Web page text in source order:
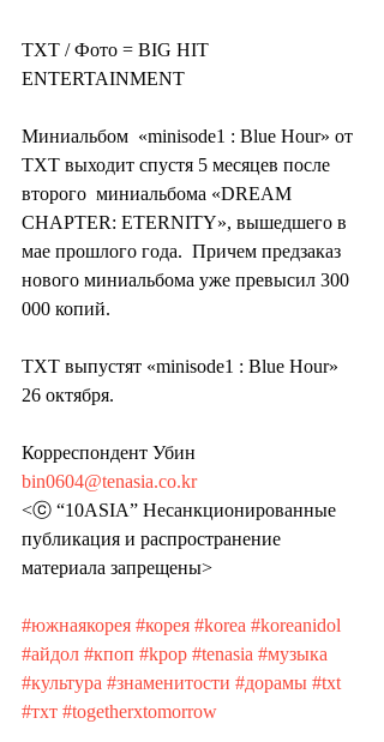
TXT / Фото = BIG HIT
ENTERTAINMENT
Миниальбом  «minisode1 : Blue Hour» от
TXT выходит спустя 5 месяцев после
второго  миниальбома «DREAM
CHAPTER: ETERNITY», вышедшего в
мае прошлого года.  Причем предзаказ
нового миниальбома уже превысил 300
000 копий.
TXT выпустят «minisode1 : Blue Hour»
26 октября.
Корреспондент Убин
bin0604@tenasia.co.kr
<ⓒ “10ASIA” Несанкционированные
публикация и распространение
материала запрещены>
#южнаякорея #корея #korea #koreanidol
#айдол #кпоп #kpop #tenasia #музыка
#культура #знаменитости #дорамы #txt
#тхт #togetherxtomorrow